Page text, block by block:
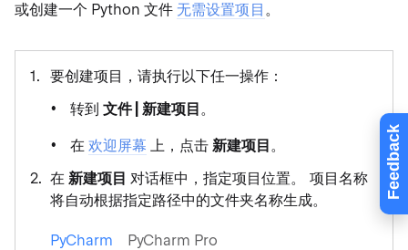
Feedback
或创建一个 Python 文件无需设置项目 。
要创建项目，请执行以下任一操作：
转到文件 | 新建项目。
在欢迎屏幕 上，点击新建项目。
在新建项目 对话框中，指定项目位置。 项目名称
将自动根据指定路径中的文件夹名称生成。
PyCharm PyCharm Pro